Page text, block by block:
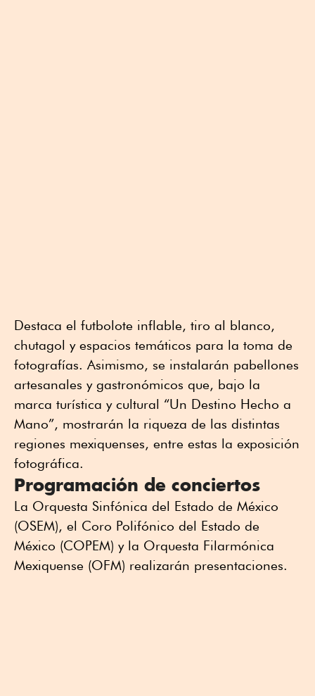
Destaca el futbolote inflable, tiro al blanco,
chutagol y espacios temáticos para la toma de
fotografías. Asimismo, se instalarán pabellones
artesanales y gastronómicos que, bajo la
marca turística y cultural “Un Destino Hecho a
Mano”, mostrarán la riqueza de las distintas
regiones mexiquenses, entre estas la exposición
fotográfica.
Programación de conciertos
La Orquesta Sinfónica del Estado de México
(OSEM), el Coro Polifónico del Estado de
México (COPEM) y la Orquesta Filarmónica
Mexiquense (OFM) realizarán presentaciones.